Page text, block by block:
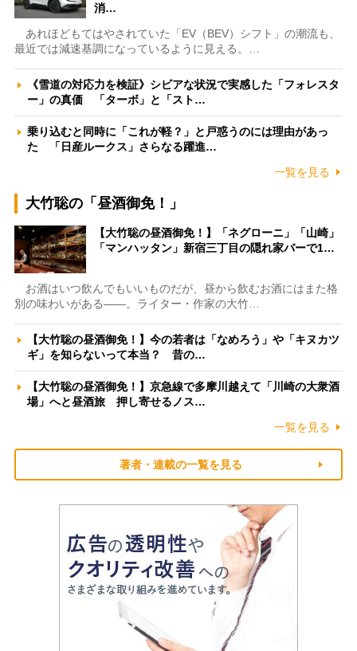
消…
あれほどもてはやされていた「EV（BEV）シフト」の潮流も、
最近では減速基調になっているように見える。…
《雪道の対応力を検証》シビアな状況で実感した「フォレスタ
ー」の真価 「ターボ」と「スト…
乗り込むと同時に「これが軽？」と戸惑うのには理由があっ
た 「日産ルークス」さらなる躍進…
一覧を見る
大竹聡の「昼酒御免！」
【大竹聡の昼酒御免！】「ネグローニ」「山崎」
「マンハッタン」新宿三丁目の隠れ家バーで1…
お酒はいつ飲んでもいいものだが、昼から飲むお酒にはまた格
別の味わいがある――。ライター・作家の大竹…
【大竹聡の昼酒御免！】今の若者は「なめろう」や「キヌカツ
ギ」を知らないって本当？ 昔の…
【大竹聡の昼酒御免！】京急線で多摩川越えて「川崎の大衆酒
場」へと昼酒旅 押し寄せるノス…
一覧を見る
著者・連載の一覧を見る